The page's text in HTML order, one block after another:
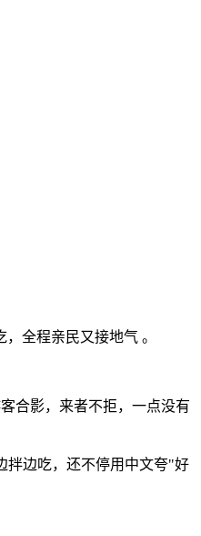
全程亲民又接地气 。
合影，来者不拒，一点没有
拌边吃，还不停用中文夸"好